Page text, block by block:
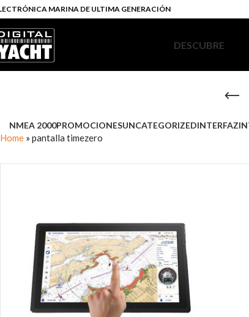
MARINA DE ULTIMA GENERACIÓN
DESCUBRE
NMEA 2000PROMOCIONESUNCATEGORIZEDINTERFAZ
Home » pantalla timezero